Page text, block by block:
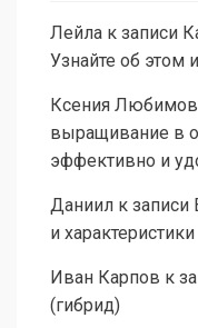
Лейла к записи
Узнайте об этом
Ксения
выращивание в
эффективно и
Даниил к записи
и характеристики
Иван Карпов к
(гибрид)